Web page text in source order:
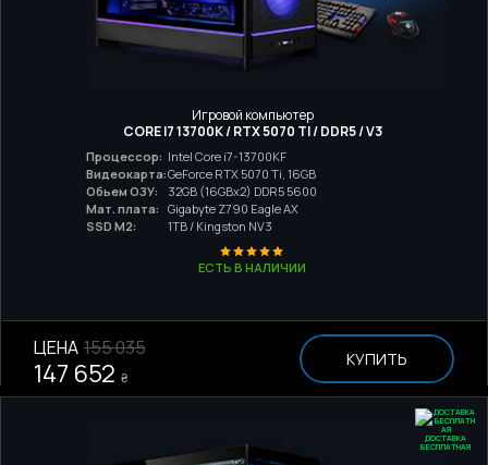
Игровой компьютер
CORE I7 13700K / RTX 5070 TI / DDR5 / V3
Процессор: Intel Core i7-13700KF
Видеокарта:GeForce RTX 5070 Ti, 16GB
Обьем ОЗУ:
32GB (16GBx2) DDR5 5600
Мат. плата:
Gigabyte Z790 Eagle AX
SSD M2:
1TB / Kingston NV3
ЕСТЬ В НАЛИЧИИ
ЦЕНА 155 035
147 652 ₴
КУПИТЬ
ДОСТАВКА
БЕСПЛАТНАЯ